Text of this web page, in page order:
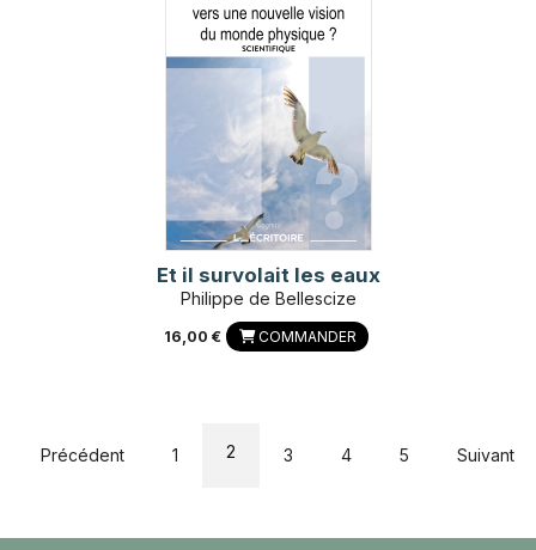
Et il survolait les eaux
Philippe de Bellescize
16,00 € COMMANDER
Précédent 1 2 3 4 5 Suivant